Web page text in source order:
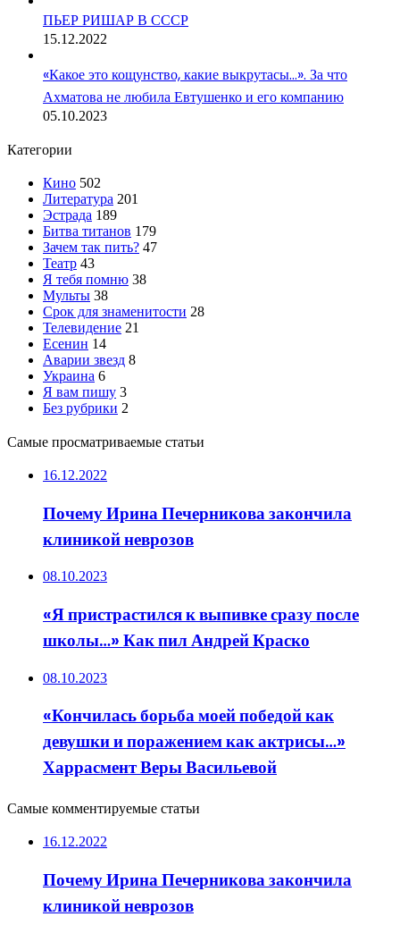
ПЬЕР РИШАР В СССР
15.12.2022
«Какое это кощунство, какие выкрутасы…». За что
Ахматова не любила Евтушенко и его компанию
05.10.2023
Категории
Кино 502
Литература 201
Эстрада 189
Битва титанов 179
Зачем так пить? 47
Театр 43
Я тебя помню 38
Мульты 38
Срок для знаменитости 28
Телевидение 21
Есенин 14
Аварии звезд 8
Украина 6
Я вам пишу 3
Без рубрики 2
Самые просматриваемые статьи
16.12.2022
Почему Ирина Печерникова закончила
клиникой неврозов
08.10.2023
«Я пристрастился к выпивке сразу после
школы…» Как пил Андрей Краско
08.10.2023
«Кончилась борьба моей победой как
девушки и поражением как актрисы…»
Харрасмент Веры Васильевой
Самые комментируемые статьи
16.12.2022
Почему Ирина Печерникова закончила
клиникой неврозов